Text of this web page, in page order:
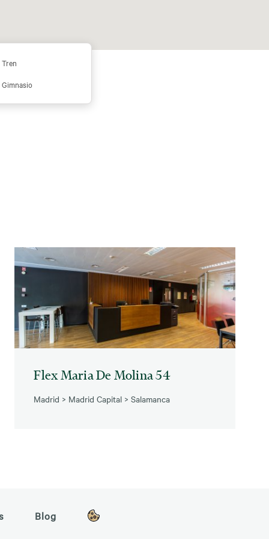
Tren
Gimnasio
Flex Maria De Molina 54
Madrid > Madrid Capital > Salamanca
Blog